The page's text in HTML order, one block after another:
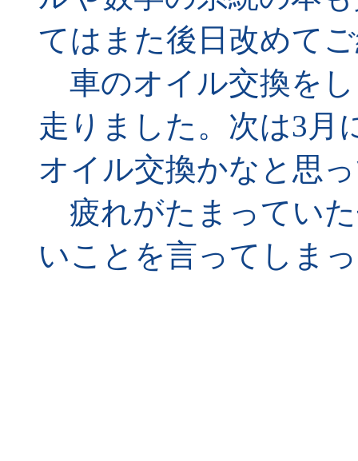
てはまた後日改めて
車のオイル交換をし
走りました。次は3月
オイル交換かなと思
疲れがたまってい
いことを言ってしま